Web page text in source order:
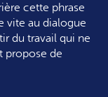
cette phrase
vite au dialogue
du travail qui ne
propose de